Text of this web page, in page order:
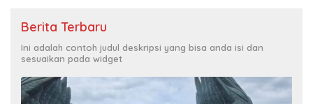
Berita Terbaru
Ini adalah contoh judul deskripsi yang bisa anda isi dan
sesuaikan pada widget